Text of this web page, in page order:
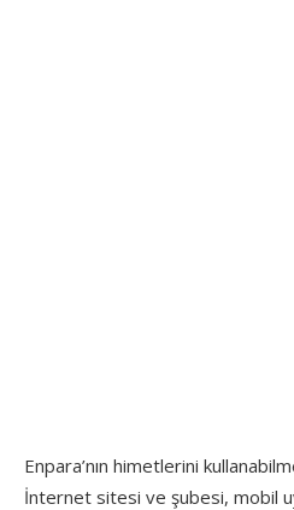
Enpara’nın himetlerini
İnternet sitesi ve şubesi, mobil